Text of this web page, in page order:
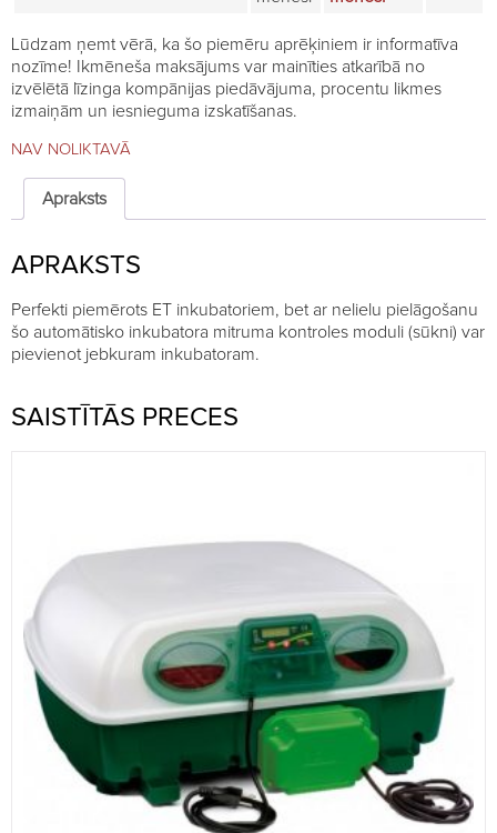
Lūdzam ņemt vērā, ka šo piemēru aprēķiniem ir informatīva
nozīme! Ikmēneša maksājums var mainīties atkarībā no
izvēlētā līzinga kompānijas piedāvājuma, procentu likmes
izmaiņām un iesnieguma izskatīšanas.
NAV NOLIKTAVĀ
Apraksts
APRAKSTS
Perfekti piemērots ET inkubatoriem, bet ar nelielu pielāgošanu
šo automātisko inkubatora mitruma kontroles moduli (sūkni) var
pievienot jebkuram inkubatoram.
SAISTĪTĀS PRECES